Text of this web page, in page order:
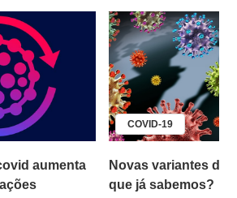
aumenta
COVID-19
Novas variantes da
que já sabemos?